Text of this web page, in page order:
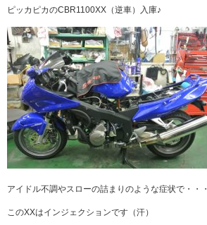
ピッカピカのCBR1100XX（逆車）入庫♪
アイドル不調やスローの詰まりのような症状で・・・
このXXはインジェクションです（汗）